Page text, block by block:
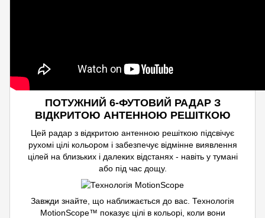
ПОТУЖНИЙ 6-ФУТОВИЙ РАДАР З
ВІДКРИТОЮ АНТЕННОЮ РЕШІТКОЮ
Цей радар з відкритою антенною решіткою підсвічує
рухомі цілі кольором і забезпечує відмінне виявлення
цілей на близьких і далеких відстанях - навіть у тумані
або під час дощу.
Завжди знайте, що наближається до вас. Технологія
MotionScope™ показує цілі в кольорі, коли вони